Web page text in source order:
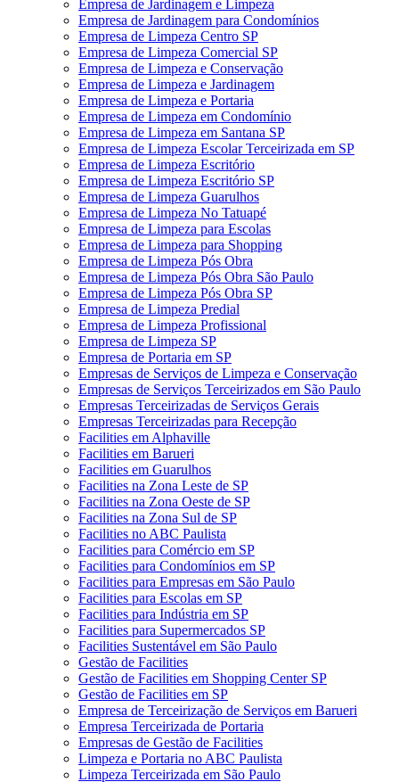
Empresa de Jardinagem e Limpeza
Empresa de Jardinagem para Condomínios
Empresa de Limpeza Centro SP
Empresa de Limpeza Comercial SP
Empresa de Limpeza e Conservação
Empresa de Limpeza e Jardinagem
Empresa de Limpeza e Portaria
Empresa de Limpeza em Condomínio
Empresa de Limpeza em Santana SP
Empresa de Limpeza Escolar Terceirizada em SP
Empresa de Limpeza Escritório
Empresa de Limpeza Escritório SP
Empresa de Limpeza Guarulhos
Empresa de Limpeza No Tatuapé
Empresa de Limpeza para Escolas
Empresa de Limpeza para Shopping
Empresa de Limpeza Pós Obra
Empresa de Limpeza Pós Obra São Paulo
Empresa de Limpeza Pós Obra SP
Empresa de Limpeza Predial
Empresa de Limpeza Profissional
Empresa de Limpeza SP
Empresa de Portaria em SP
Empresas de Serviços de Limpeza e Conservação
Empresas de Serviços Terceirizados em São Paulo
Empresas Terceirizadas de Serviços Gerais
Empresas Terceirizadas para Recepção
Facilities em Alphaville
Facilities em Barueri
Facilities em Guarulhos
Facilities na Zona Leste de SP
Facilities na Zona Oeste de SP
Facilities na Zona Sul de SP
Facilities no ABC Paulista
Facilities para Comércio em SP
Facilities para Condomínios em SP
Facilities para Empresas em São Paulo
Facilities para Escolas em SP
Facilities para Indústria em SP
Facilities para Supermercados SP
Facilities Sustentável em São Paulo
Gestão de Facilities
Gestão de Facilities em Shopping Center SP
Gestão de Facilities em SP
Empresa de Terceirização de Serviços em Barueri
Empresa Terceirizada de Portaria
Empresas de Gestão de Facilities
Limpeza e Portaria no ABC Paulista
Limpeza Terceirizada em São Paulo